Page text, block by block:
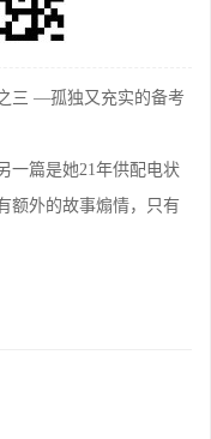
三 —孤独又充实的备考
一篇是她21年供配电状
额外的故事煽情，只有